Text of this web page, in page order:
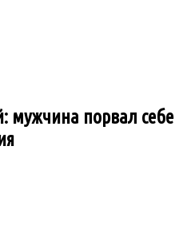
мужчина порвал себе